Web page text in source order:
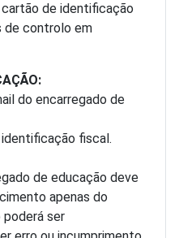
de identificação
de controlo em
do encarregado de
fiscal.
de educação deve
apenas do
poderá ser